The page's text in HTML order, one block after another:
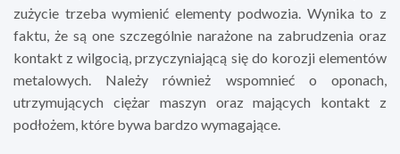
zużycie trzeba wymienić elementy podwozia. Wynika to z
faktu, że są one szczególnie narażone na zabrudzenia oraz
kontakt z wilgocią, przyczyniającą się do korozji elementów
metalowych. Należy również wspomnieć o oponach,
utrzymujących ciężar maszyn oraz mających kontakt z
podłożem, które bywa bardzo wymagające.